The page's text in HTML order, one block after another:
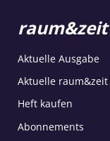
Aktuelle Ausgabe
Aktuelle raum&zeit
Heft kaufen
Abonnements